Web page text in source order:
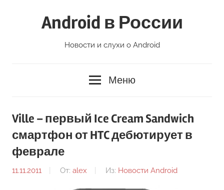
Android в России
Новости и слухи о Android
Меню
Ville – первый Ice Cream Sandwich
смартфон от HTC дебютирует в
феврале
11.11.2011 От: alex Из: Новости Android